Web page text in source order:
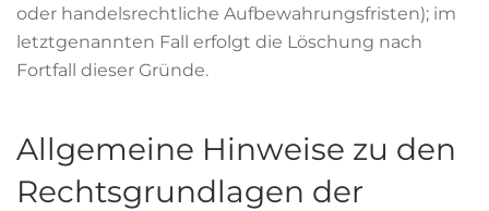
oder handelsrechtliche Aufbewahrungsfristen); im
letztgenannten Fall erfolgt die Löschung nach
Fortfall dieser Gründe.
Allgemeine Hinweise zu den
Rechtsgrundlagen der